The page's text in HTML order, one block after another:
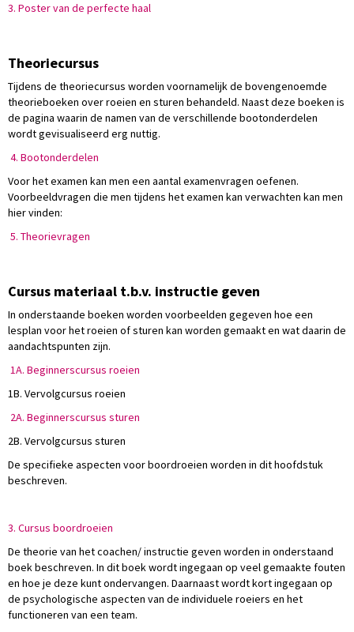
3. Poster van de perfecte haal
Theoriecursus
Tijdens de theoriecursus worden voornamelijk de bovengenoemde
theorieboeken over roeien en sturen behandeld. Naast deze boeken is
de pagina waarin de namen van de verschillende bootonderdelen
wordt gevisualiseerd erg nuttig.
4. Bootonderdelen
Voor het examen kan men een aantal examenvragen oefenen.
Voorbeeldvragen die men tijdens het examen kan verwachten kan men
hier vinden:
5. Theorievragen
Cursus materiaal t.b.v. instructie geven
In onderstaande boeken worden voorbeelden gegeven hoe een
lesplan voor het roeien of sturen kan worden gemaakt en wat daarin de
aandachtspunten zijn.
1A. Beginnerscursus roeien
1B. Vervolgcursus roeien
2A. Beginnerscursus sturen
2B. Vervolgcursus sturen
De specifieke aspecten voor boordroeien worden in dit hoofdstuk
beschreven.
3. Cursus boordroeien
De theorie van het coachen/ instructie geven worden in onderstaand
boek beschreven. In dit boek wordt ingegaan op veel gemaakte fouten
en hoe je deze kunt ondervangen. Daarnaast wordt kort ingegaan op
de psychologische aspecten van de individuele roeiers en het
functioneren van een team.